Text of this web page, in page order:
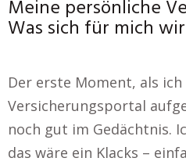
Meine persönliche
Was sich für mich
Der erste Moment, als ich
Versicherungsportal
noch gut im Gedächtnis.
das wäre ein Klacks –